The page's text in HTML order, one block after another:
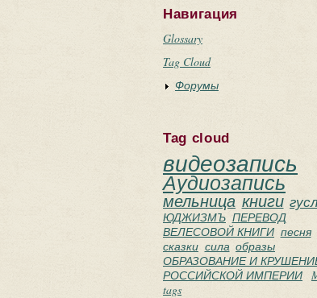
Навигация
Glossary
Tag Cloud
Форумы
Tag cloud
видеозапись
Аудиозапись
мельница книги
ЮДЖИЗМЪ ПЕРЕВОД
ВЕЛЕСОВОЙ КНИГИ песня
сказки сила образы
ОБРАЗОВАНИЕ И
РОССИЙСКОЙ ИМПЕРИИ
tags